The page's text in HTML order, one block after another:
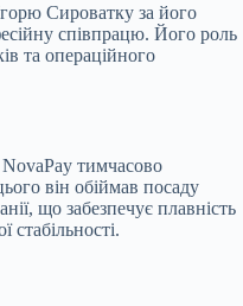
Сироватку за його
співпрацю. Його роль
та операційного
тимчасово
він обіймав посаду
що забезпечує плавність
стабільності.